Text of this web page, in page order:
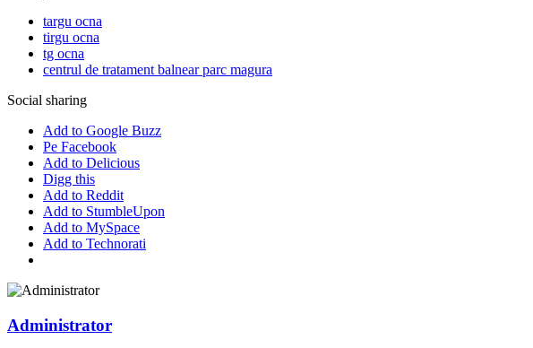
targu ocna
tirgu ocna
tg ocna
centrul de tratament balnear parc magura
Social sharing
Add to Google Buzz
Pe Facebook
Add to Delicious
Digg this
Add to Reddit
Add to StumbleUpon
Add to MySpace
Add to Technorati
Administrator